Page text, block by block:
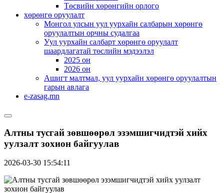
Төсвийн хөрөнгийн орлого
хөрөнгө оруулалт
Монгол улсын уул уурхайн салбарын хөрөнгө
оруулалтын орчны судалгаа
Уул уурхайн салбарт хөрөнгө оруулалт
шаардлагатай төслийн мэдээлэл
2025 он
2026 он
Ашигт малтмал, уул уурхайн хөрөнгө оруулалтын
гарын авлага
e-zasag.mn
Алтны тусгай зөвшөөрөл эзэмшигчидтэй хийх
уулзалт зохион байгуулав
2026-03-30 15:54:11